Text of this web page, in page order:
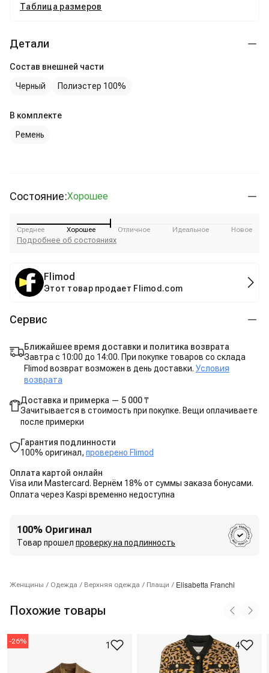
Таблица размеров
Детали
Состав внешней части
Черный
Полиэстер 100%
В комплекте
Ремень
Состояние:Хорошее
Среднее Хорошее Отличное Идеальное Новое
Подробнее об состояниях
Flimod
Этот товар продает Flimod.com
Сервис
Ближайшее время доставки и политика возврата
Завтра с 10:00 до 14:00. При покупке товаров со склада
Flimod возврат возможен в день доставки. Условия
возврата
Доставка и примерка — 5 000 ₸
Зачитывается в стоимость при покупке. Вещи оплачиваете
после примерки
Гарантия подлинности
100% оригинал, проверено Flimod
Оплата картой онлайн
Visa или Mastercard. Вернём 18% от суммы заказа бонусами.
Оплата через Kaspi временно недоступна
100% Оригинал
Товар прошел проверку на подлинность
Женщины / Одежда / Верхняя одежда / Плащи / Elisabetta Franchi
Похожие товары
-26% 1 4